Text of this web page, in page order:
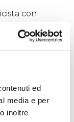
ed
media e per
inoltre
con
istituto
Esperto